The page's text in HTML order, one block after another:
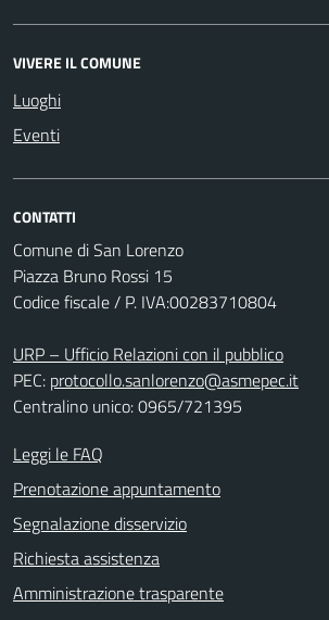
VIVERE IL COMUNE
Luoghi
Eventi
CONTATTI
Comune di San Lorenzo
Piazza Bruno Rossi 15
Codice fiscale / P. IVA:00283710804
URP – Ufficio Relazioni con il pubblico
PEC: protocollo.sanlorenzo@asmepec.it
Centralino unico: 0965/721395
Leggi le FAQ
Prenotazione appuntamento
Segnalazione disservizio
Richiesta assistenza
Amministrazione trasparente